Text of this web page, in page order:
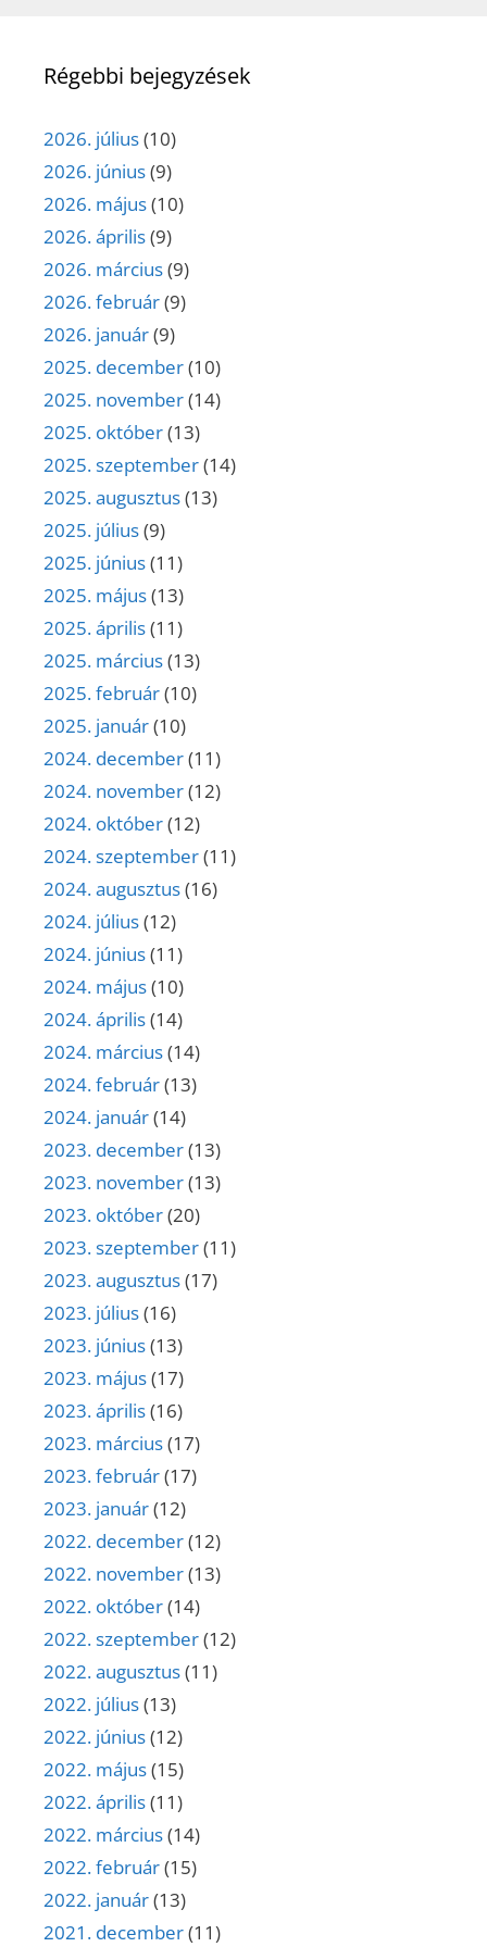
Régebbi bejegyzések
2026. július(10)
2026. június(9)
2026. május(10)
2026. április(9)
2026. március(9)
2026. február(9)
2026. január(9)
2025. december(10)
2025. november(14)
2025. október(13)
2025. szeptember(14)
2025. augusztus(13)
2025. július(9)
2025. június(11)
2025. május(13)
2025. április(11)
2025. március(13)
2025. február(10)
2025. január(10)
2024. december(11)
2024. november(12)
2024. október(12)
2024. szeptember(11)
2024. augusztus(16)
2024. július(12)
2024. június(11)
2024. május(10)
2024. április(14)
2024. március(14)
2024. február(13)
2024. január(14)
2023. december(13)
2023. november(13)
2023. október(20)
2023. szeptember(11)
2023. augusztus(17)
2023. július(16)
2023. június(13)
2023. május(17)
2023. április(16)
2023. március(17)
2023. február(17)
2023. január(12)
2022. december(12)
2022. november(13)
2022. október(14)
2022. szeptember(12)
2022. augusztus(11)
2022. július(13)
2022. június(12)
2022. május(15)
2022. április(11)
2022. március(14)
2022. február(15)
2022. január(13)
2021. december(11)